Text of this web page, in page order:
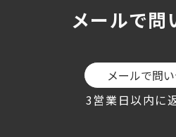
メールで問
メールで問
3営業日以内に